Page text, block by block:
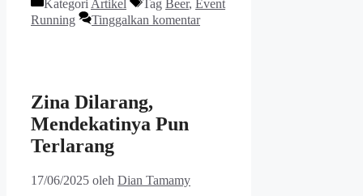
Kategori Artikel Tag Beer, Event
Running
Tinggalkan komentar
Zina Dilarang,
Mendekatinya Pun
Terlarang
17/06/2025 oleh Dian Tamamy